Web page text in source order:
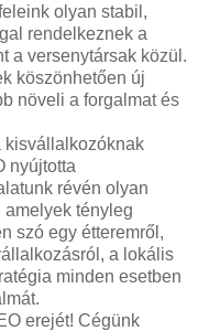
olyan stabil,
rendelkeznek a
a versenytársak közül.
köszönhetően új
növeli a forgalmat és
kisvállalkozóknak
nyújtotta
révén olyan
tényleg
szó egy étteremről,
a lokális
minden esetben
erejét! Cégünk